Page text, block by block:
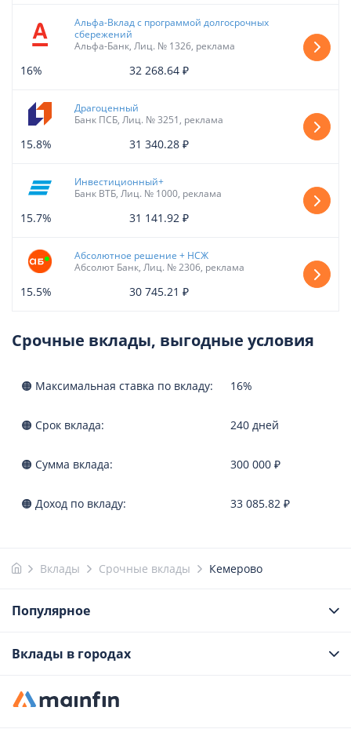
Альфа-Вклад с программой долгосрочных
сбережений
Альфа-Банк, Лиц. № 1326, реклама
16% 32 268.64 ₽
Драгоценный
Банк ПСБ, Лиц. № 3251, реклама
15.8% 31 340.28 ₽
Инвестиционный+
Банк ВТБ, Лиц. № 1000, реклама
15.7% 31 141.92 ₽
Абсолютное решение + НСЖ
Абсолют Банк, Лиц. № 2306, реклама
15.5% 30 745.21 ₽
Срочные вклады, выгодные условия
🟠 Максимальная ставка по вкладу: 16%
🟠 Срок вклада: 240 дней
🟠 Сумма вклада: 300 000 ₽
🟠 Доход по вкладу: 33 085.82 ₽
Вклады Срочные вклады Кемерово
Популярное
Вклады в городах